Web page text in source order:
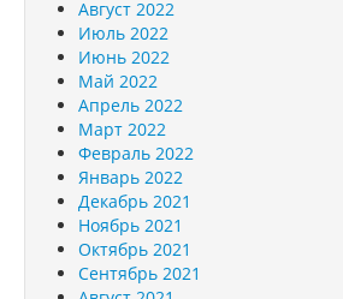
Август 2022
Июль 2022
Июнь 2022
Май 2022
Апрель 2022
Март 2022
Февраль 2022
Январь 2022
Декабрь 2021
Ноябрь 2021
Октябрь 2021
Сентябрь 2021